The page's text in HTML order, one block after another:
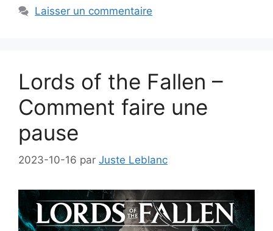
Laisser un commentaire
Lords of the Fallen –
Comment faire une
pause
2023-10-16 par Juste Leblanc